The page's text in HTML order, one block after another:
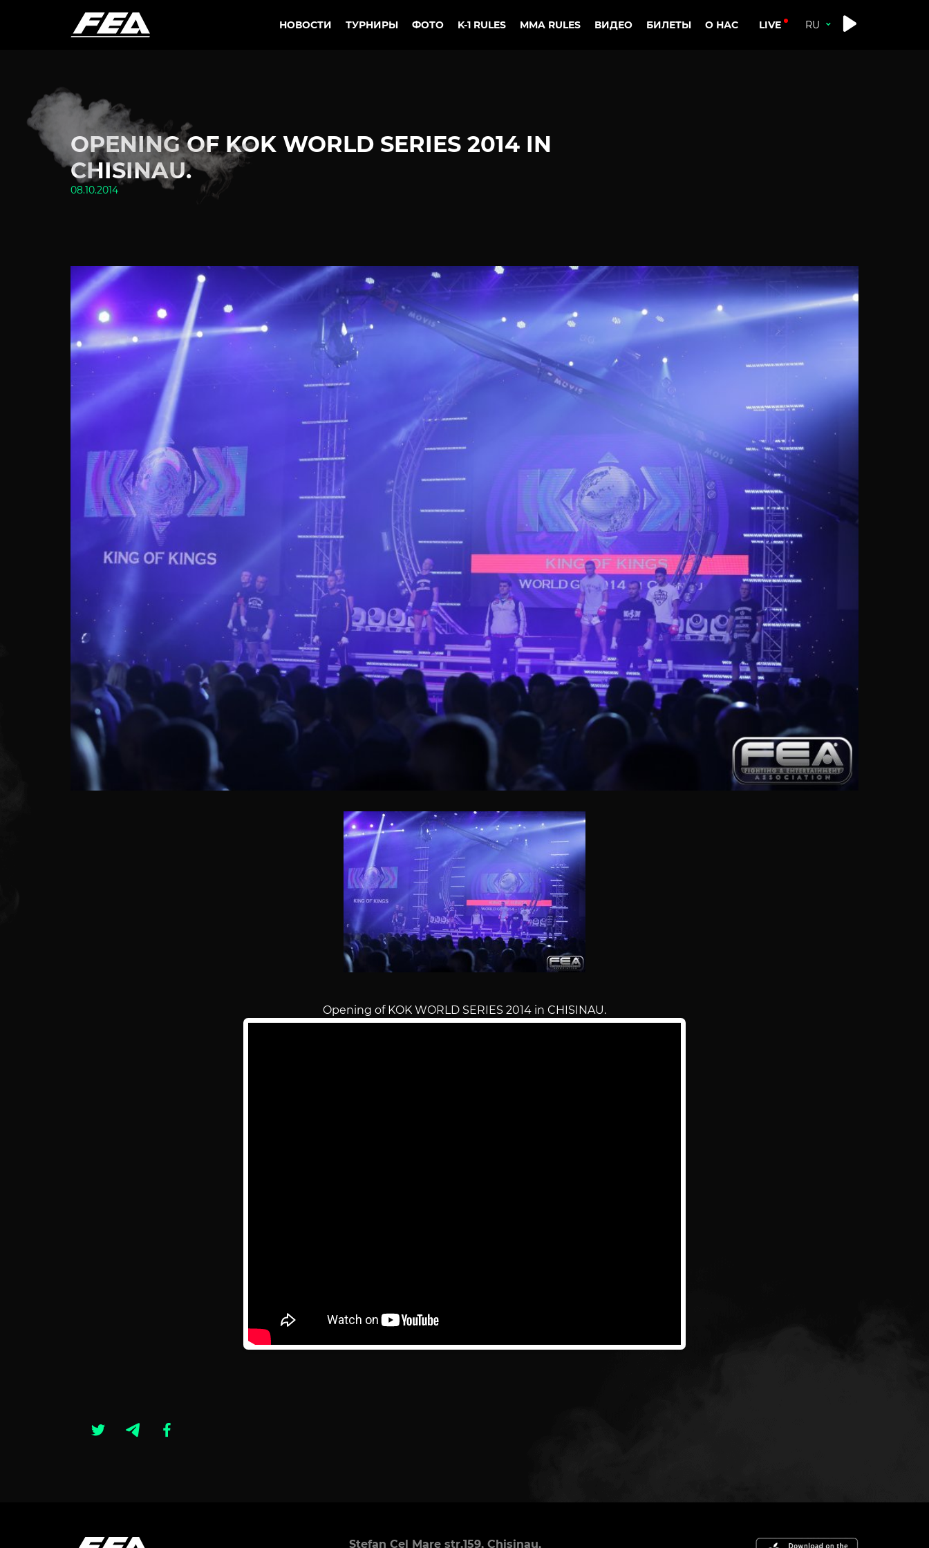
НОВОСТИ ТУРНИРЫ ФОТО K-1 RULES MMA RULES ВИДЕО БИЛЕТЫ О НАС LIVE
OPENING OF KOK WORLD SERIES 2014 IN
CHISINAU.
08.10.2014
Opening of KOK WORLD SERIES 2014 in CHISINAU.
Stefan Cel Mare str.159, Chisinau,